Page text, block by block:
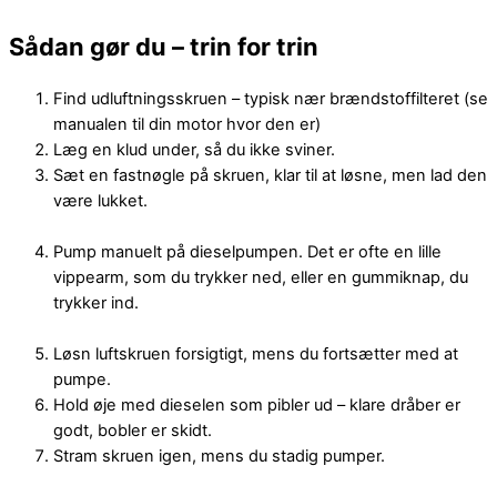
Sådan gør du – trin for trin
Find udluftningsskruen – typisk nær brændstoffilteret (se
manualen til din motor hvor den er)
Læg en klud under, så du ikke sviner.
Sæt en fastnøgle på skruen, klar til at løsne, men lad den
være lukket.
Pump manuelt på dieselpumpen. Det er ofte en lille
vippearm, som du trykker ned, eller en gummiknap, du
trykker ind.
Løsn luftskruen forsigtigt, mens du fortsætter med at
pumpe.
Hold øje med dieselen som pibler ud – klare dråber er
godt, bobler er skidt.
Stram skruen igen, mens du stadig pumper.